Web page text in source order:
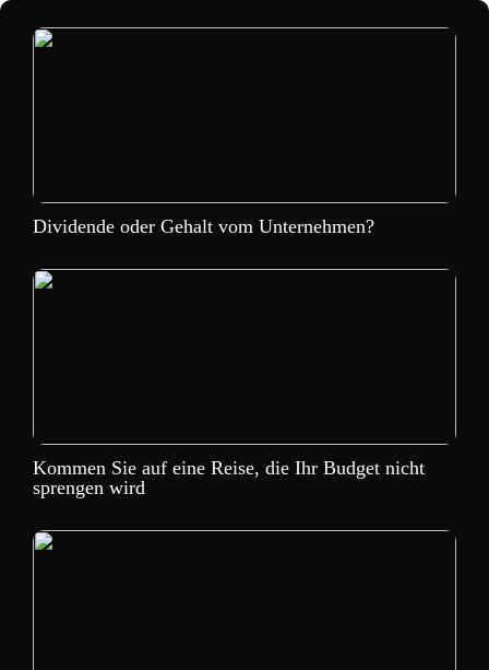
Dividende oder Gehalt vom Unternehmen?
Kommen Sie auf eine Reise, die Ihr Budget nicht
sprengen wird